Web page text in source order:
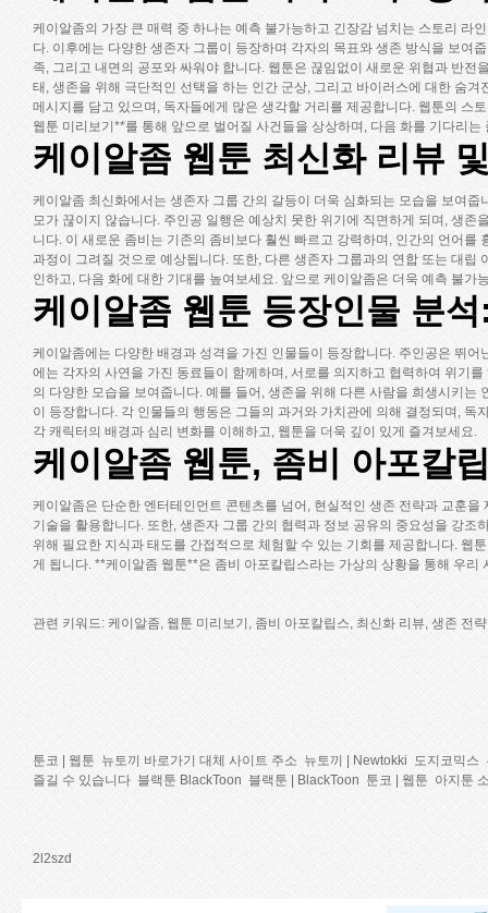
케이알좀의 가장 큰 매력 중 하나는 예측 불가능하고 긴장감 넘치는 스토리 라
다. 이후에는 다양한 생존자 그룹이 등장하며 각자의 목표와 생존 방식을 보여
족, 그리고 내면의 공포와 싸워야 합니다. 웹툰은 끊임없이 새로운 위협과 반
태, 생존을 위해 극단적인 선택을 하는 인간 군상, 그리고 바이러스에 대한 숨
메시지를 담고 있으며, 독자들에게 많은 생각할 거리를 제공합니다. 웹툰의 스
웹툰 미리보기**를 통해 앞으로 벌어질 사건들을 상상하며, 다음 화를 기다리는
케이알좀 웹툰 최신화 리뷰
케이알좀 최신화에서는 생존자 그룹 간의 갈등이 더욱 심화되는 모습을 보여
모가 끊이지 않습니다. 주인공 일행은 예상치 못한 위기에 직면하게 되며, 생
니다. 이 새로운 좀비는 기존의 좀비보다 훨씬 빠르고 강력하며, 인간의 언어
과정이 그려질 것으로 예상됩니다. 또한, 다른 생존자 그룹과의 연합 또는 대
인하고, 다음 화에 대한 기대를 높여보세요. 앞으로 케이알좀은 더욱 예측 불
케이알좀 웹툰 등장인물 분
케이알좀에는 다양한 배경과 성격을 가진 인물들이 등장합니다. 주인공은 뛰
에는 각자의 사연을 가진 동료들이 함께하며, 서로를 의지하고 협력하여 위기
의 다양한 모습을 보여줍니다. 예를 들어, 생존을 위해 다른 사람을 희생시키
이 등장합니다. 각 인물들의 행동은 그들의 과거와 가치관에 의해 결정되며,
각 캐릭터의 배경과 심리 변화를 이해하고, 웹툰을 더욱 깊이 있게 즐겨보세요.
케이알좀 웹툰, 좀비 아포칼
케이알좀은 단순한 엔터테인먼트 콘텐츠를 넘어, 현실적인 생존 전략과 교훈
기술을 활용합니다. 또한, 생존자 그룹 간의 협력과 정보 공유의 중요성을 강
위해 필요한 지식과 태도를 간접적으로 체험할 수 있는 기회를 제공합니다. 웹
게 됩니다. **케이알좀 웹툰**은 좀비 아포칼립스라는 가상의 상황을 통해 우
관련 키워드: 케이알좀, 웹툰 미리보기, 좀비 아포칼립스, 최신화 리뷰, 생존 전략
툰코 | 웹툰 뉴토끼 바로가기 대체 사이트 주소 뉴토끼 | Newtokki 도지코믹스
즐길 수 있습니다 블랙툰 BlackToon 블랙툰 | BlackToon 툰코 | 웹툰 아지툰
2l2szd